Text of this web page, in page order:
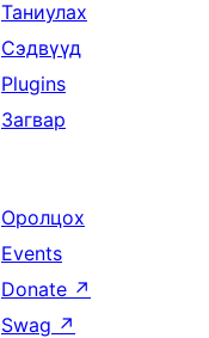
Таниулах
Сэдвүүд
Plugins
Загвар
Оролцох
Events
Donate ↗
Swag ↗